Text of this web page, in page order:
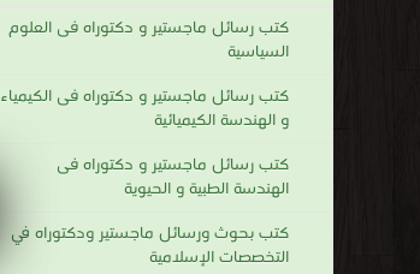
كتب رسائل ماجستير و دكتوراه فى العلوم
السياسية
كتب رسائل ماجستير و دكتوراه فى الكيمياء
و الهندسة الكيميائية
كتب رسائل ماجستير و دكتوراه فى
الهندسة الطبية و الحيوية
كتب بحوث ورسائل ماجستير ودكتوراه في
التخصصات الإسلامية